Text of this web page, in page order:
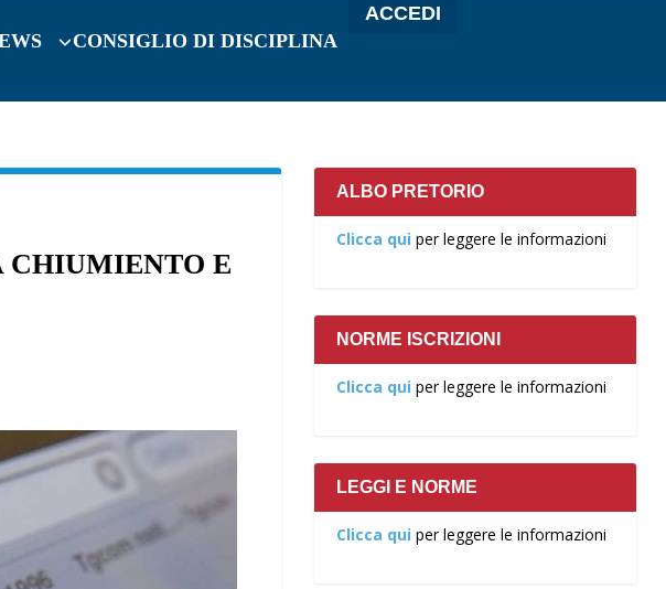
CONSIGLIO DI DISCIPLINA
ACCEDI
CHIUMIENTO E
ALBO PRETORIO
Clicca qui per leggere le informazioni
NORME ISCRIZIONI
Clicca qui per leggere le informazioni
LEGGI E NORME
Clicca qui per leggere le informazioni